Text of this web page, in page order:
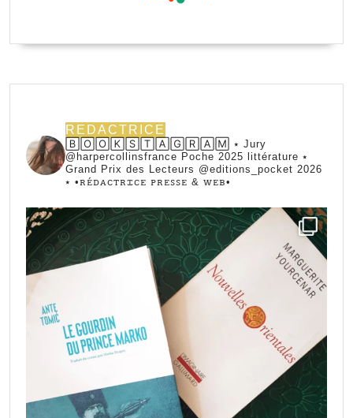
REDACTRICE
🄱🄾🄾🄺🅂🅃🄰🄶🅁🄰🄼 ⭑ Jury
@harpercollinsfrance Poche 2025 littérature ⭑
Grand Prix des Lecteurs @editions_pocket 2026
⭑ •ꭱꭼ́ꭰꭺꮯꭲꭱꮖꮯꭼ ꮲꭱꭼꮪꮪꭼ & ꮃꭼᏼ•